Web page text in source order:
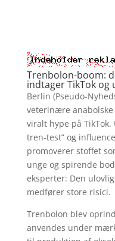
Trenbolon-boom:
indtager TikTok
Berlin (Pseudo-
veterinære
viralt hype på TikTok.
tren-test” og
promoverer stoffet
unge og spirende
eksperter: Den
medfører store risici.
Trenbolon blev
anvendes under